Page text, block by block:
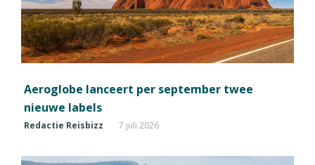
Aeroglobe lanceert per september twee
nieuwe labels
Redactie Reisbizz 7 juli 2026